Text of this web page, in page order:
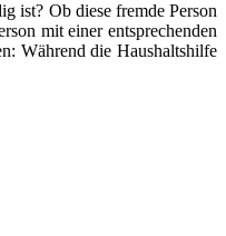
ist? Ob diese fremde Person
mit einer entsprechenden
Während die Haushaltshilfe